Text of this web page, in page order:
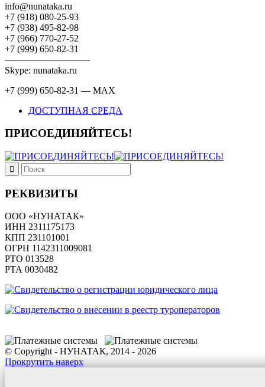
info@nunataka.ru
+7 (918) 080-25-93
+7 (938) 495-82-98
+7 (966) 770-27-52
+7 (999) 650-82-31
—————————
Skype: nunataka.ru
+7 (999) 650-82-31 — MAX
ДОСТУПНАЯ СРЕДА
ПРИСОЕДИНЯЙТЕСЬ!
РЕКВИЗИТЫ
ООО «НУНАТАК»
ИНН 2311175173
КПП 231101001
ОГРН 1142311009081
PTO 013528
РТА 0030482
© Copyright - НУНАТАК, 2014 - 2026
Прокрутить наверх